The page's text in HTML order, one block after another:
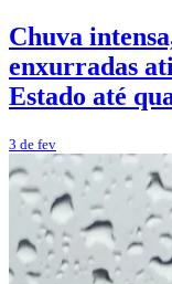
Chuva
enxurradas
Estado até
3 de fev